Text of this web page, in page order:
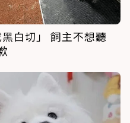
白切」 飼主不想聽